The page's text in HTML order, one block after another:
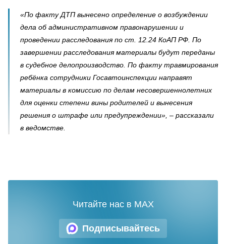
«По факту ДТП вынесено определение о возбуждении
дела об административном правонарушении и
проведении расследования по ст. 12.24 КоАП РФ. По
завершении расследования материалы будут переданы
в судебное делопроизводство. По факту травмирования
ребёнка сотрудники Госавтоинспекции направят
материалы в комиссию по делам несовершеннолетних
для оценки степени вины родителей и вынесения
решения о штрафе или предупреждении», – рассказали
в ведомстве.
Подписывайтесь
Читайте нас в MAX